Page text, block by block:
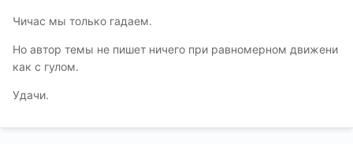
Чичас мы только гадаем.
Но автор темы не пишет ничего при равномерном движени
как с гулом.
Удачи.